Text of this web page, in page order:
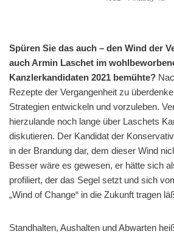
Spüren Sie das auch – den Wind der
auch Armin Laschet im
Kanzlerkandidaten 2021 bemühte?
Rezepte der Vergangenheit zu
Strategien entwickeln und vorzuleben.
hierzulande noch lange über Laschets
diskutieren. Der Kandidat der
in der Brandung dar, dem dieser Wind
Besser wäre es gewesen, er hätte sich
profiliert, der das Segel setzt und sich
„Wind of Change“ in die Zukunft tragen
Standhalten, Aushalten und Abwarten